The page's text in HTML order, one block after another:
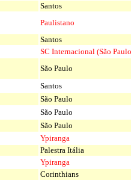
Santos
Paulistano
Santos
SC Internacional (São
São Paulo
Santos
São Paulo
São Paulo
São Paulo
Ypiranga
Palestra Itália
Ypiranga
Corinthians